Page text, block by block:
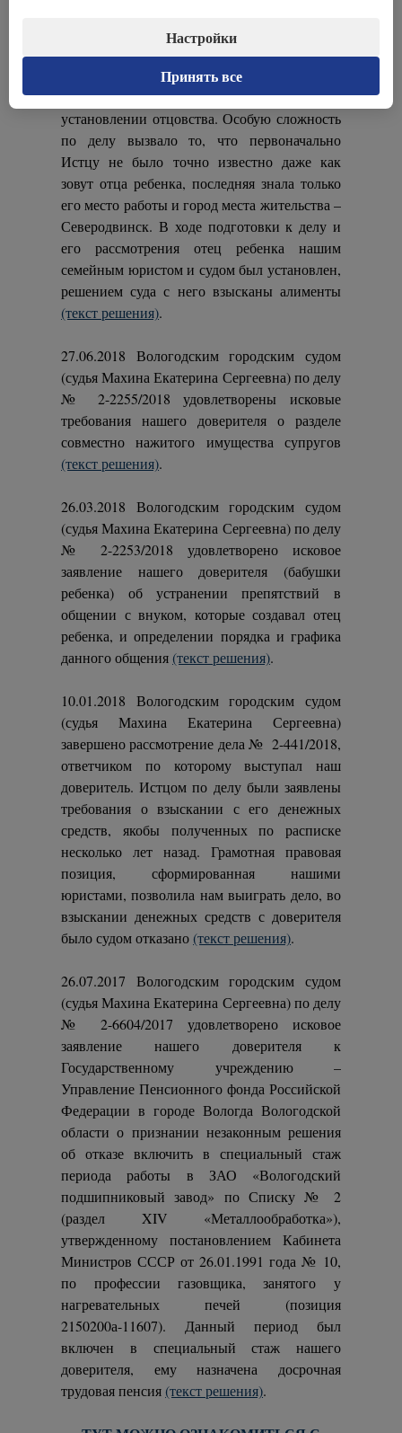
Настройки
Принять все
18.06.2018 Вологодским городским судом
(судья Махина Екатерина Сергеевна) по делу
№ 2-3761/2018 удовлетворено исковое
заявление нашего доверителя об
установлении отцовства. Особую сложность
по делу вызвало то, что первоначально
Истцу не было точно известно даже как
зовут отца ребенка, последняя знала только
его место работы и город места жительства –
Северодвинск. В ходе подготовки к делу и
его рассмотрения отец ребенка нашим
семейным юристом и судом был установлен,
решением суда с него взысканы алименты
(текст решения).
27.06.2018 Вологодским городским судом
(судья Махина Екатерина Сергеевна) по делу
№ 2-2255/2018 удовлетворены исковые
требования нашего доверителя о разделе
совместно нажитого имущества супругов
(текст решения).
26.03.2018 Вологодским городским судом
(судья Махина Екатерина Сергеевна) по делу
№ 2-2253/2018 удовлетворено исковое
заявление нашего доверителя (бабушки
ребенка) об устранении препятствий в
общении с внуком, которые создавал отец
ребенка, и определении порядка и графика
данного общения (текст решения).
10.01.2018 Вологодским городским судом
(судья Махина Екатерина Сергеевна)
завершено рассмотрение дела № 2-441/2018,
ответчиком по которому выступал наш
доверитель. Истцом по делу были заявлены
требования о взыскании с его денежных
средств, якобы полученных по расписке
несколько лет назад. Грамотная правовая
позиция, сформированная нашими
юристами, позволила нам выиграть дело, во
взыскании денежных средств с доверителя
было судом отказано (текст решения).
26.07.2017 Вологодским городским судом
(судья Махина Екатерина Сергеевна) по делу
№ 2-6604/2017 удовлетворено исковое
заявление нашего доверителя к
Государственному учреждению –
Управление Пенсионного фонда Российской
Федерации в городе Вологда Вологодской
области о признании незаконным решения
об отказе включить в специальный стаж
периода работы в ЗАО «Вологодский
подшипниковый завод» по Списку № 2
(раздел XIV «Металлообработка»),
утвержденному постановлением Кабинета
Министров СССР от 26.01.1991 года № 10,
по профессии газовщика, занятого у
нагревательных печей (позиция
2150200а-11607). Данный период был
включен в специальный стаж нашего
доверителя, ему назначена досрочная
трудовая пенсия (текст решения).